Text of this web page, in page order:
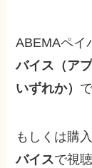
ABEMAペイ
バイス（ア
いずれか）
もしくは購
バイスで視